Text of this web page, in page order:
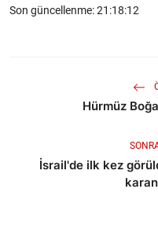
Son güncellenme: 21:18:12
Hürmüz
İsrail'de ilk kez